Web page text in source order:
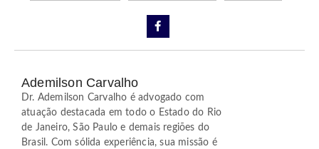
Ademilson Carvalho
Dr. Ademilson Carvalho é advogado com
atuação destacada em todo o Estado do Rio
de Janeiro, São Paulo e demais regiões do
Brasil. Com sólida experiência, sua missão é